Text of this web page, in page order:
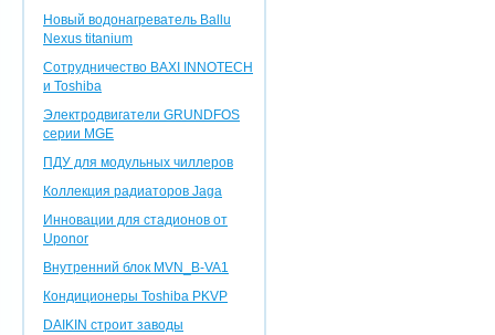
Новый водонагреватель Ballu
Nexus titanium
Сотрудничество BAXI INNOTEСH
и Toshiba
Электродвигатели GRUNDFOS
серии MGE
ПДУ для модульных чиллеров
Коллекция радиаторов Jaga
Инновации для стадионов от
Uponor
Внутренний блок MVN_B-VA1
Кондиционеры Toshiba PKVP
DAIKIN строит заводы